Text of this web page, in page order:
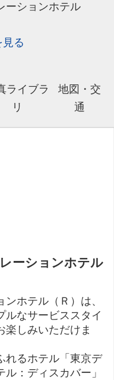
ーションホテル
見る
ライブラ
リ
地図・交
通
ーションホテル
ホテル（Ｒ）は、
ルなサービススタイ
楽しみいただけま
れるホテル「東京デ
：ディスカバー」